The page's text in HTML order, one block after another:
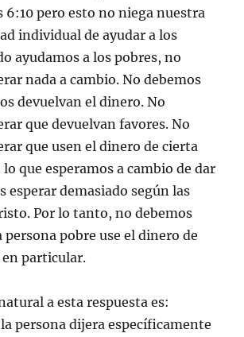
6:10 pero esto no niega nuestra
individual de ayudar a los
ayudamos a los pobres, no
nada a cambio. No debemos
devuelvan el dinero. No
que devuelvan favores. No
que usen el dinero de cierta
que esperamos a cambio de dar
esperar demasiado según las
Por lo tanto, no debemos
persona pobre use el dinero de
particular.
a esta respuesta es:
persona dijera específicamente